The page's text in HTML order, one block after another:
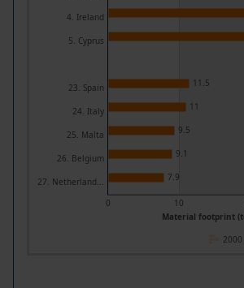
Material footprint
0 10
4. Ireland
5. Cyprus
23. Spain
24. Italy
25. Malta
26. Belgium
27. Netherland...
11.5
11
9.5
9.1
7.9
2000